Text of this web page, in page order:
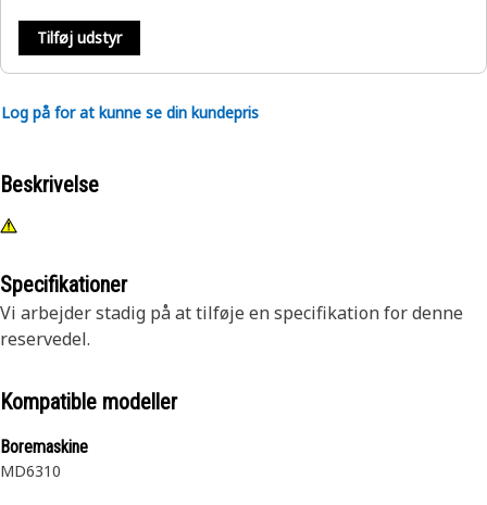
Tilføj udstyr
Log på for at kunne se din kundepris
Beskrivelse
Specifikationer
Vi arbejder stadig på at tilføje en specifikation for denne
reservedel.
Kompatible modeller
Boremaskine
MD6310